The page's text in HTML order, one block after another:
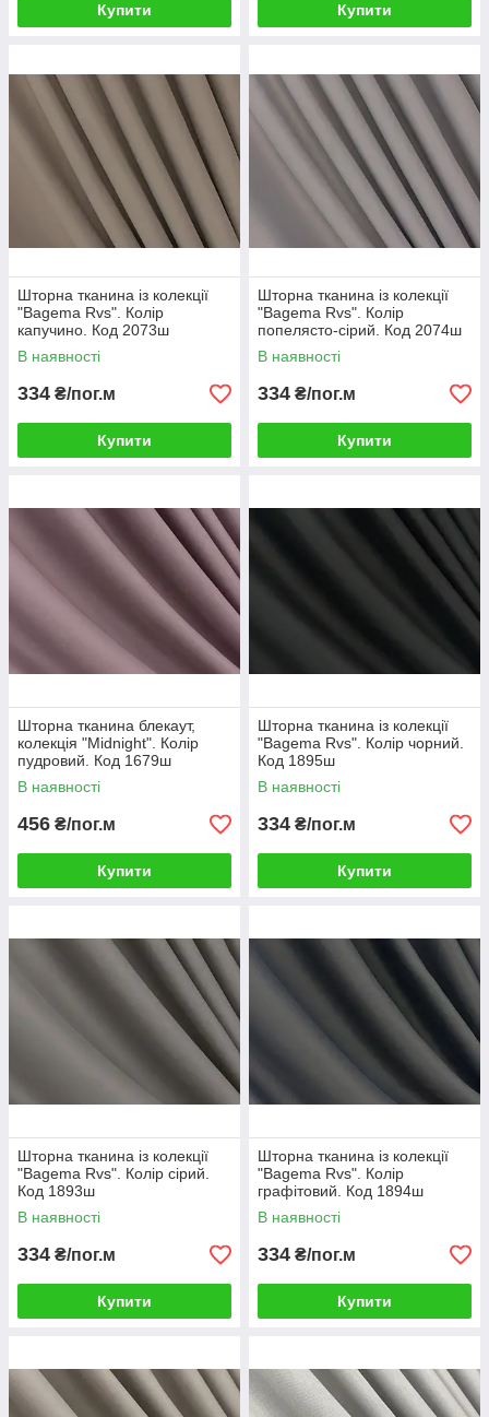
Купити Купити
Шторна тканина із колекції
"Bagema Rvs". Колір
капучино. Код 2073ш
В наявності
334 ₴/пог.м
Купити
Шторна тканина із колекції
"Bagema Rvs". Колір
попелясто-сірий. Код 2074ш
В наявності
334 ₴/пог.м
Купити
Шторна тканина блекаут,
колекція "Midnight". Колір
пудровий. Код 1679ш
В наявності
456 ₴/пог.м
Купити
Шторна тканина із колекції
"Bagema Rvs". Колір чорний.
Код 1895ш
В наявності
334 ₴/пог.м
Купити
Шторна тканина із колекції
"Bagema Rvs". Колір сірий.
Код 1893ш
В наявності
334 ₴/пог.м
Купити
Шторна тканина із колекції
"Bagema Rvs". Колір
графітовий. Код 1894ш
В наявності
334 ₴/пог.м
Купити